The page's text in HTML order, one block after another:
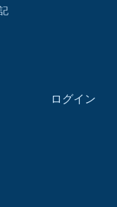
ログイン